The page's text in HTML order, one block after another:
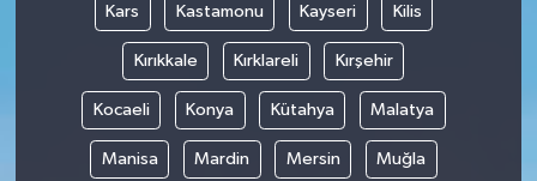
Kars Kastamonu Kayseri Kilis
Kırıkkale Kırklareli Kırşehir
Kocaeli Konya Kütahya Malatya
Manisa Mardin Mersin Muğla